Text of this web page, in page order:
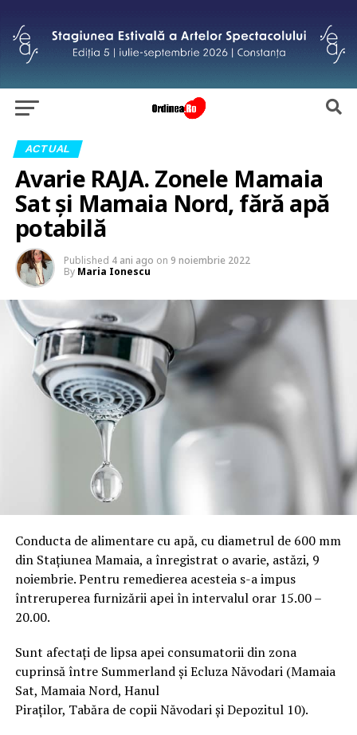
ACTUAL
Avarie RAJA. Zonele Mamaia
Sat și Mamaia Nord, fără apă
potabilă
Published 4 ani ago on 9 noiembrie 2022
By Maria Ionescu
Conducta de alimentare cu apă, cu diametrul de 600 mm
din Stațiunea Mamaia, a înregistrat o avarie, astăzi, 9
noiembrie. Pentru remedierea acesteia s-a impus
întreruperea furnizării apei în intervalul orar 15.00 –
20.00.
Sunt afectați de lipsa apei consumatorii din zona
cuprinsă între Summerland și Ecluza Năvodari (Mamaia
Sat, Mamaia Nord, Hanul
Piraților, Tabăra de copii Năvodari și Depozitul 10).